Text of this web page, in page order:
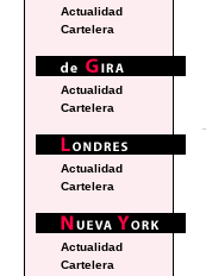
Actualidad
Cartelera
Actualidad
Cartelera
Actualidad
Cartelera
Actualidad
Cartelera